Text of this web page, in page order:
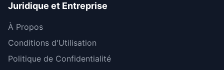
Juridique et Entreprise
À Propos
Conditions d'Utilisation
Politique de Confidentialité